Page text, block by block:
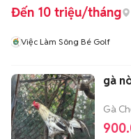
Đến 10 triệu/tháng
Việc Làm Sông Bé Golf
gà
Gà